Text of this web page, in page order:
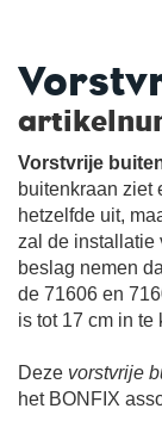
Vorstvrije
buitenkraan ziet
hetzelfde uit,
zal de installatie
beslag nemen
de 71606 en
is tot 17 cm in te
Deze vorstvrije
het BONFIX